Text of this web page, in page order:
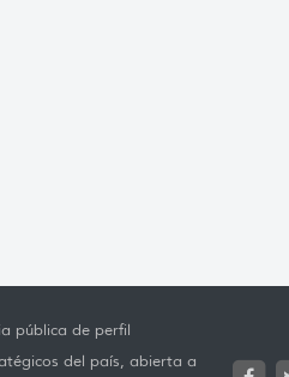
pública de perfil
del país, abierta a